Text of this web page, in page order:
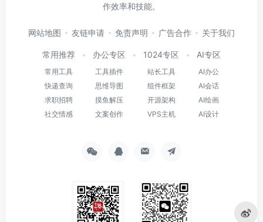
作效率和技能。
网站地图 友链申请 免责声明 广告合作 关于我们
常用推荐
常用工具
快递查询
求职招聘
社交情感
办公专区
工具插件
思维导图
摸鱼解压
文案创作
1024专区
站长工具
组件框架
开源架构
VPS主机
AI专区
AI办公
AI会话
AI绘画
AI设计